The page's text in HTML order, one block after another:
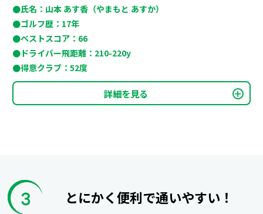
●氏名：山本 あす香（やまもと あすか）
●ゴルフ歴：17年
●ベストスコア：66
●ドライバー飛距離：210-220y
●得意クラブ：52度
詳細を見る
とにかく便利で通いやすい！